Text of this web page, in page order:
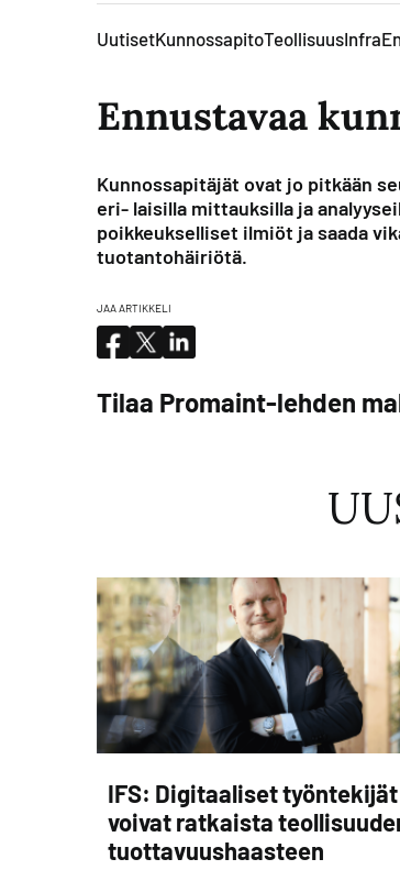
UutisetKunnossapitoTeollisuusInfra
Ennustavaa
Kunnossapitäjät ovat jo pitkään
eri- laisilla mittauksilla ja
poikkeukselliset ilmiöt ja saada
tuotantohäiriötä.
JAA ARTIKKELI
Tilaa Promaint-lehden
IFS: Digitaaliset työntekijät
voivat ratkaista
tuottavuushaasteen